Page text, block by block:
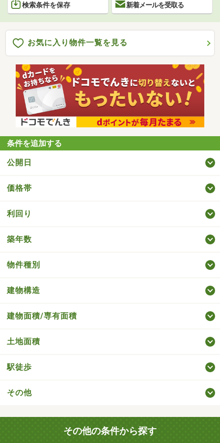
検索条件を保存 新着メールを受取る
お気に入り物件一覧を見る
条件を追加する
公開日
価格帯
利回り
築年数
物件種別
建物構造
建物面積/専有面積
土地面積
駅徒歩
その他
その他の条件から探す